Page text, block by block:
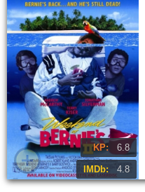
KP: 6.8
IMDb: 4.8